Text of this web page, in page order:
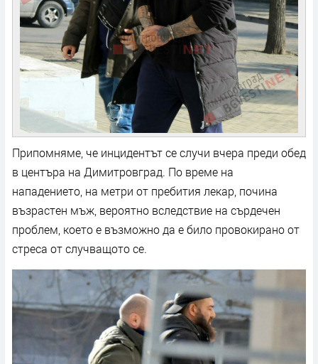
Припомняме, че инцидентът се случи вчера преди обед
в центъра на Димитровград. По време на
нападението, на метри от пребития лекар, почина
възрастен мъж, вероятно вследствие на сърдечен
проблем, което е възможно да е било провокирано от
стреса от случващото се.